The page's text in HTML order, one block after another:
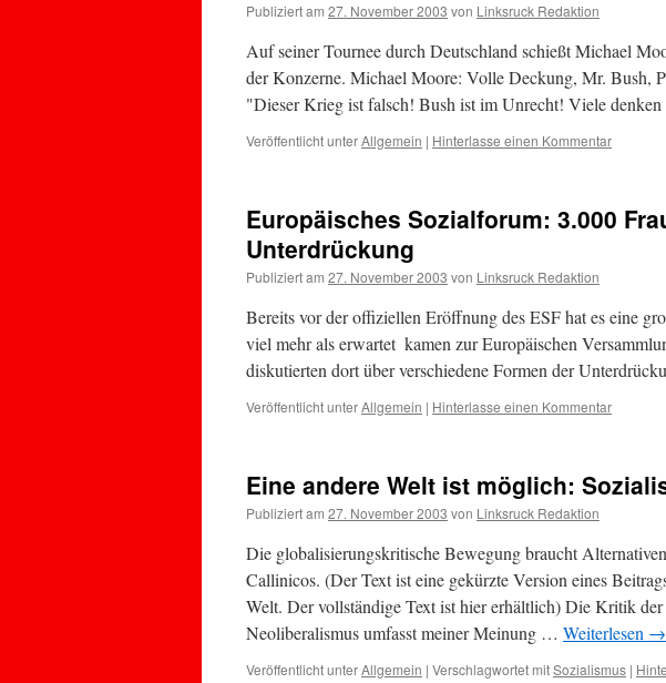
Publiziert am 27. November 2003 von Linksruck Redaktion
Auf seiner Tournee durch Deutschland schießt Michael
der Konzerne. Michael Moore: Volle Deckung, Mr. Bush,
"Dieser Krieg ist falsch! Bush ist im Unrecht! Viele
Veröffentlicht unterAllgemein | Hinterlasse einen Kommentar
Europäisches Sozialforum: 3.000
Unterdrückung
Publiziert am 27. November 2003 von Linksruck Redaktion
Bereits vor der offiziellen Eröffnung des ESF hat es eine
viel mehr als erwartet  kamen zur Europäischen
diskutierten dort über verschiedene Formen der
Veröffentlicht unterAllgemein | Hinterlasse einen Kommentar
Eine andere Welt ist möglich:
Publiziert am 27. November 2003 von Linksruck Redaktion
Die globalisierungskritische Bewegung braucht
Callinicos. (Der Text ist eine gekürzte Version eines
Welt. Der vollständige Text ist hier erhältlich) Die Kritik
Neoliberalismus umfasst meiner Meinung … Weiterlesen →
Veröffentlicht unterAllgemein | Verschlagwortet mitSozialismus |